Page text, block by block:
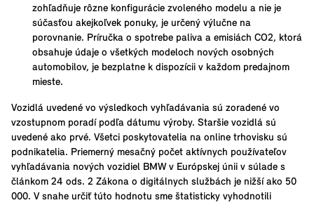
zohľadňuje rôzne konfigurácie zvoleného modelu a nie je
súčasťou akejkoľvek ponuky, je určený výlučne na
porovnanie. Príručka o spotrebe paliva a emisiách CO2, ktorá
obsahuje údaje o všetkých modeloch nových osobných
automobilov, je bezplatne k dispozícii v každom predajnom
mieste.
Vozidlá uvedené vo výsledkoch vyhľadávania sú zoradené vo
vzostupnom poradí podľa dátumu výroby. Staršie vozidlá sú
uvedené ako prvé. Všetci poskytovatelia na online trhovisku sú
podnikatelia. Priemerný mesačný počet aktívnych používateľov
vyhľadávania nových vozidiel BMW v Európskej únii v súlade s
článkom 24 ods. 2 Zákona o digitálnych službách je nižší ako 50
000. V snahe určiť túto hodnotu sme štatisticky vyhodnotili